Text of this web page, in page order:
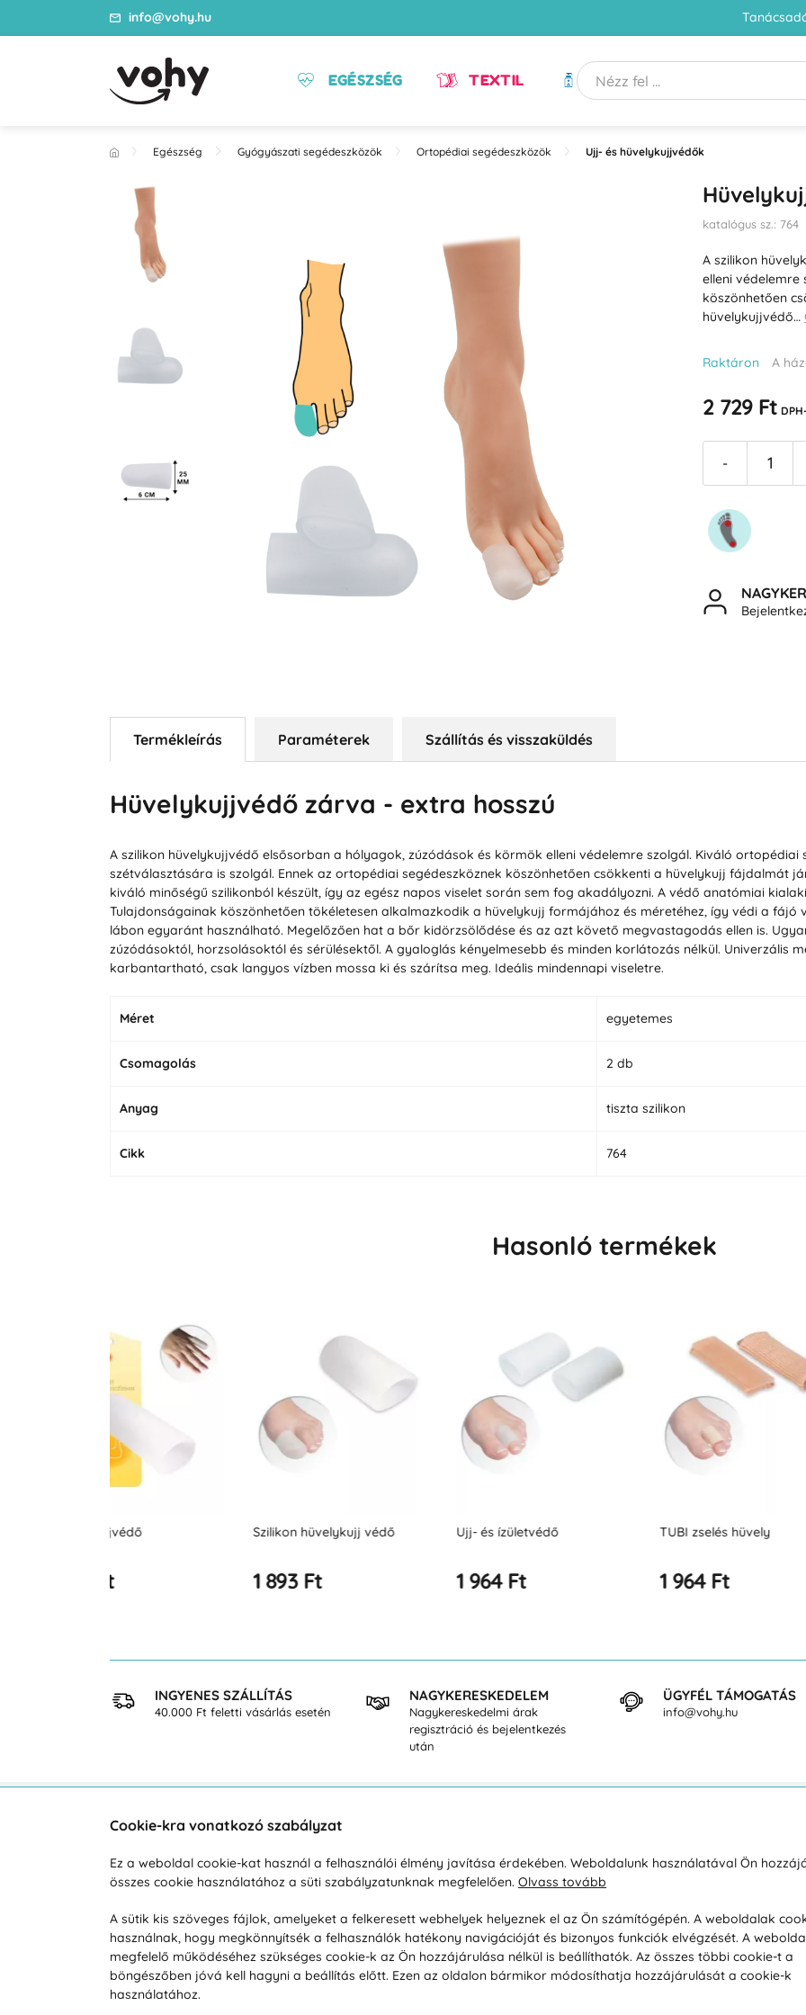
info@vohy.hu
EGÉSZSÉG TEXTIL HIGIÉNIA
Egészség Gyógyászati segédeszközök Ortopédiai segédeszközök Ujj- és hüvelykujjvédők
katalógus sz.: 764
A szilikon
elleni védelemre
köszönhetően
hüvelykujjvédő…
Raktáron A
2 729 Ft
-
NAGYKER
Termékleírás Paraméterek Szállítás és visszaküldés
Hüvelykujjvédő zárva - extra hosszú
A szilikon hüvelykujjvédő elsősorban a hólyagok, zúzódások és körmök elleni védelemre szolgál. Kiváló
szétválasztására is szolgál. Ennek az ortopédiai segédeszköznek köszönhetően csökkenti a hüvelykujj fájdalmát
kiváló minőségű szilikonból készült, így az egész napos viselet során sem fog akadályozni. A védő anatómiai
Tulajdonságainak köszönhetően tökéletesen alkalmazkodik a hüvelykujj formájához és méretéhez, így védi a fájó
lábon egyaránt használható. Megelőzően hat a bőr kidörzsölődése és az azt követő megvastagodás ellen is.
zúzódásoktól, horzsolásoktól és sérülésektől. A gyaloglás kényelmesebb és minden korlátozás nélkül. Univerzális
karbantartható, csak langyos vízben mossa ki és szárítsa meg. Ideális mindennapi viseletre.
Méret egyetemes
Csomagolás 2 db
Anyag tiszta szilikon
Cikk 764
Hasonló termékek
Szilikon hüvelykujj védő
1 893 Ft
Ujj- és ízületvédő
1 964 Ft
TUBI zselés hüvely
1 964 Ft
TUBI
1 964 Ft
INGYENES SZÁLLÍTÁS
40.000 Ft feletti vásárlás esetén
NAGYKERESKEDELEM
Nagykereskedelmi árak
regisztráció és bejelentkezés
után
ÜGYFÉL TÁMOGATÁS
info@vohy.hu
Hétköznap 8:00-tól 16:00-ig
info@vohy.hu
Reklamáció / Áru visszaküldése
Szállítás és fizetés
Üzleti feltételek
Visszaküldési politika
Társaságról
Magánélet
Tanácsadó iroda
Cookie-kra vonatkozó szabályzat
Ez a weboldal cookie-kat használ a felhasználói élmény javítása érdekében. Weboldalunk használatával Ön
összes cookie használatához a süti szabályzatunknak megfelelően. Olvass tovább
A sütik kis szöveges fájlok, amelyeket a felkeresett webhelyek helyeznek el az Ön számítógépén. A weboldalak
használnak, hogy megkönnyítsék a felhasználók hatékony navigációját és bizonyos funkciók elvégzését. A
megfelelő működéséhez szükséges cookie-k az Ön hozzájárulása nélkül is beállíthatók. Az összes többi cookie-t a
böngészőben jóvá kell hagyni a beállítás előtt. Ezen az oldalon bármikor módosíthatja hozzájárulását a cookie-k
használatához.